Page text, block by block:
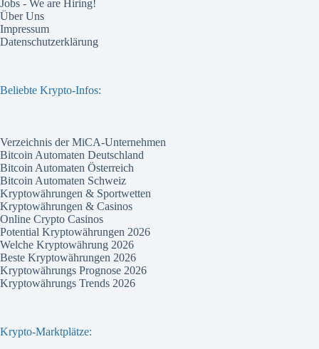
Jobs - We are Hiring!
Über Uns
Impressum
Datenschutzerklärung
Beliebte Krypto-Infos:
Verzeichnis der MiCA-Unternehmen
Bitcoin Automaten Deutschland
Bitcoin Automaten Österreich
Bitcoin Automaten Schweiz
Kryptowährungen & Sportwetten
Kryptowährungen & Casinos
Online Crypto Casinos
Potential Kryptowährungen 2026
Welche Kryptowährung 2026
Beste Kryptowährungen 2026
Kryptowährungs Prognose 2026
Kryptowährungs Trends 2026
Krypto-Marktplätze: